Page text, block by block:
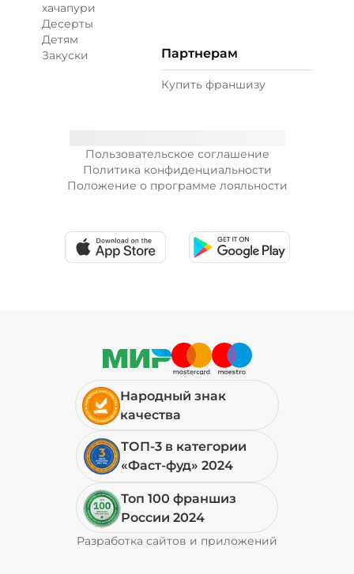
Пользовательское соглашение
Политика конфиденциальности
Положение о программе лояльности
хачапури
Десерты
Детям
Закуски
Партнерам
Купить франшизу
Народный знак
качества
ТОП-3 в категории
«Фаст-фуд» 2024
Топ 100 франшиз
России 2024
Разработка сайтов и приложений
Pyrobyte